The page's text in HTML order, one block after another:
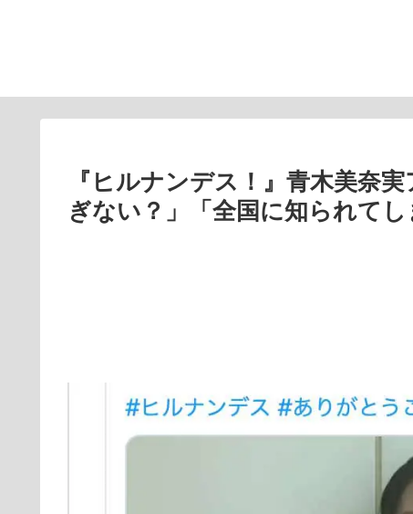
『ヒルナンデス！』青木美奈
ぎない？」「全国に知られてし